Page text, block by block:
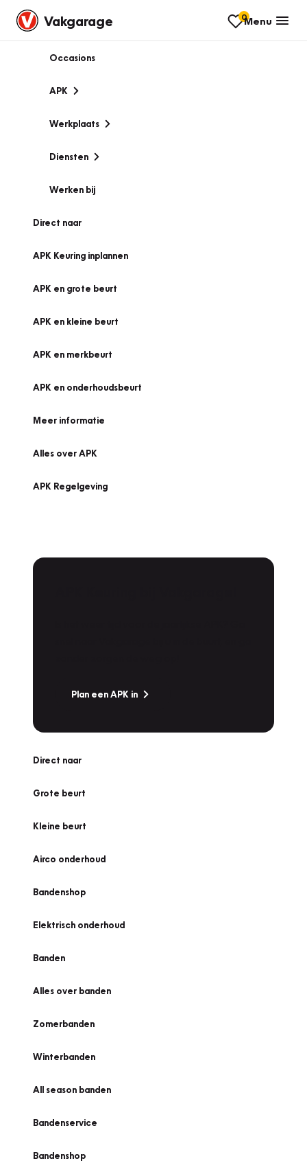
Vakgarage 0Menu
Occasions
APK
Werkplaats
Diensten
Werken bij
Direct naar
APK Keuring inplannen
APK en grote beurt
APK en kleine beurt
APK en merkbeurt
APK en onderhoudsbeurt
Meer informatie
Alles over APK
APK Regelgeving
Plan een APK in
Direct naar
Grote beurt
Kleine beurt
Airco onderhoud
Bandenshop
Elektrisch onderhoud
Banden
Alles over banden
Zomerbanden
Winterbanden
All season banden
Bandenservice
Bandenshop